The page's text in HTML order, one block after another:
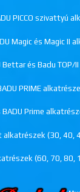
PICCO szivattyú
Magic és Magic II
Bettar és Badu TOP/
PRIME
BADU Prime
alkatrészek (30, 40,
(60, 70, 80,